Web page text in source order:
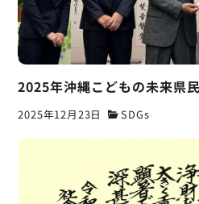
2025年沖縄こどもの未来県
2025年12月23日 SDGs